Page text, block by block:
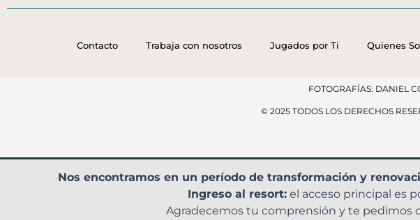
Contacto Trabaja con nosotros Jugados por Ti Quienes
FOTOGRAFÍAS: DANIEL
© 2025 TODOS LOS DERECHOS
Nos encontramos en un período de transformación y
Ingreso al resort: el acceso principal es
Agradecemos tu comprensión y te pedimos